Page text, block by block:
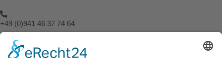
+49 (0)941 46 37 74 64
info@spuerbares.hubert-bruderlein.com